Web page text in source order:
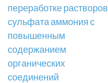
переработке растворов
сульфата аммония с
повышенным
содержанием
органических
соединений